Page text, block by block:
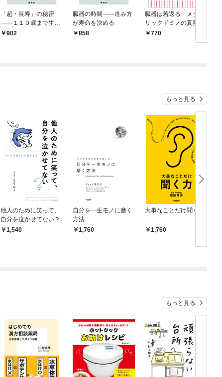
「超・長寿」の秘密
——１１０歳まで生き
るには何が必要か
902
臓器の時間——進み方
が寿命を決める
858
臓器は若返る メタボ
リックドミノの真実
770
もっと見る
他人のために笑って、
自分を泣かせてない？
1,540
自分を一生モノに磨く
方法
1,760
大事なことだけ聞く力
1,760
もっと見る